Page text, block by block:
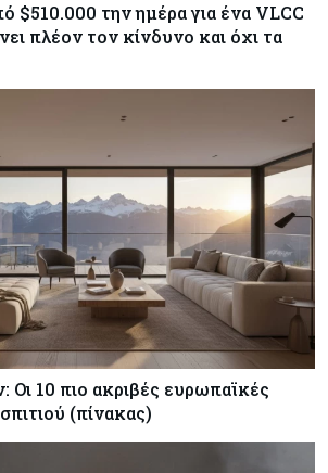
$510.000 την ημέρα για ένα VLCC
πλέον τον κίνδυνο και όχι τα
Οι 10 πιο ακριβές ευρωπαϊκές
(πίνακας)